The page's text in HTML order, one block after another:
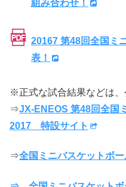
組み合わせ！
20167 第48回全国ミ
表！
※正式な試合結果などは、
⇒JX-ENEOS 第48回全国
2017 特設サイト
⇒全国ミニバスケットボー